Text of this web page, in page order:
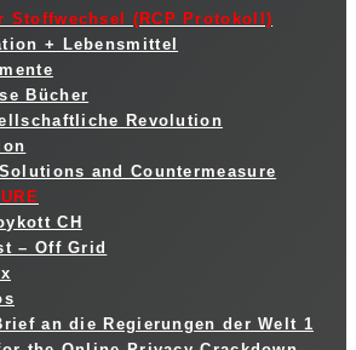
Stoffwechsel (RCP Protokoll)
+ Lebensmittel
Bücher
Revolution
and Countermeasure
CH
– Off Grid
an die Regierungen der Welt 1